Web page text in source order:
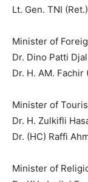
Lt. Gen. TNI
Minister of
Dr. Dino Patti
Dr. H. AM. Fachir
Minister of
Dr. H. Zulkifli
Dr. (HC) Raffi
Minister of